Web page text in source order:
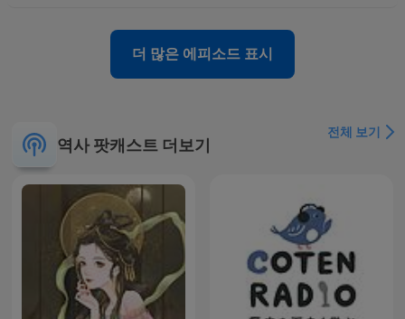
더 많은 에피소드 표시
역사 팟캐스트 더보기
전체 보기